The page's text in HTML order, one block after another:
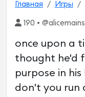
Главная Игры
190 • @alicemains
once upon a
thought he'd
purpose in
don't you run